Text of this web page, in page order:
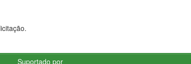
Suportado por